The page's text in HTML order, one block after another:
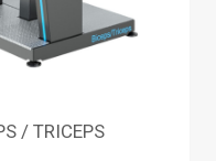
/ TRICEPS